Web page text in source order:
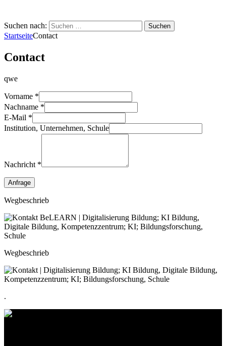
Suchen nach:
StartseiteContact
Contact
qwe
Vorname *
Nachname *
E-Mail *
Institution, Unternehmen, Schule
Nachricht *
Wegbeschrieb
Wegbeschrieb
.